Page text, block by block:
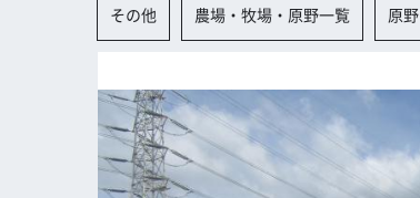
その他 農場・牧場・原野一覧 原